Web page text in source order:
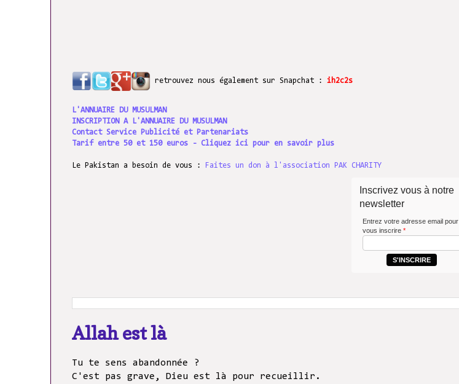
retrouvez nous également sur Snapchat : ih2c2s
L'ANNUAIRE DU MUSULMAN
INSCRIPTION A L'ANNUAIRE DU MUSULMAN
Contact Service Publicité et Partenariats
Tarif entre 50 et 150 euros - Cliquez ici pour en savoir plus
Le Pakistan a besoin de vous : Faites un don à l'association PAK CHARITY
Inscrivez vous à notre
newsletter
Entrez votre adresse email pour
vous inscrire *
S'INSCRIRE
Allah est là
Tu te sens abandonnée ?
C'est pas grave, Dieu est là pour recueillir.